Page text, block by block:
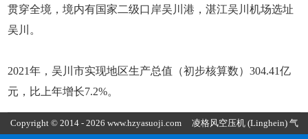
贯穿全境，境内有国家二级口岸吴川港，湛江吴川机场选址
吴川。
2021年，吴川市实现地区生产总值（初步核算数）304.41亿
元，比上年增长7.2%。
Copyright © 2014 - 2026 www.hzyasuoji.com 凌格风空压机 (Linghein) 气